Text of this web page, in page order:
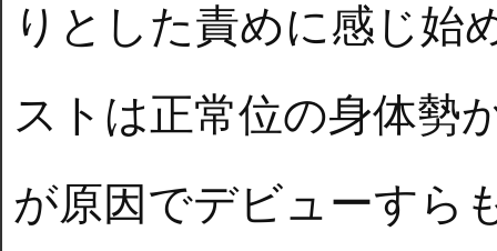
りとした責めに感じ始
ストは正常位の身体勢
が原因でデビューすら